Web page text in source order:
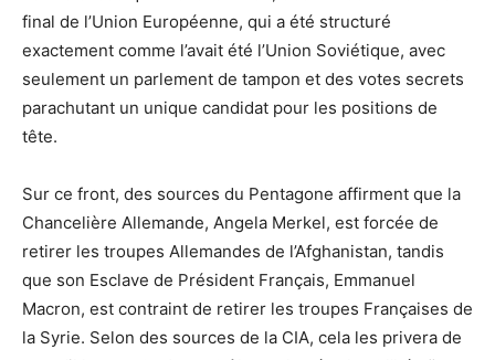
final de l’Union Européenne, qui a été structuré
exactement comme l’avait été l’Union Soviétique, avec
seulement un parlement de tampon et des votes secrets
parachutant un unique candidat pour les positions de
tête.
Sur ce front, des sources du Pentagone affirment que la
Chancelière Allemande, Angela Merkel, est forcée de
retirer les troupes Allemandes de l’Afghanistan, tandis
que son Esclave de Président Français, Emmanuel
Macron, est contraint de retirer les troupes Françaises de
la Syrie. Selon des sources de la CIA, cela les privera de